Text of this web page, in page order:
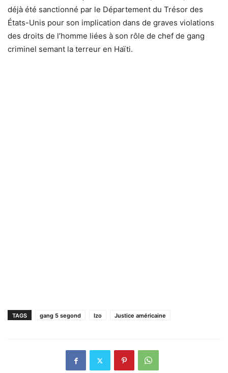
déjà été sanctionné par le Département du Trésor des
États-Unis pour son implication dans de graves violations
des droits de l’homme liées à son rôle de chef de gang
criminel semant la terreur en Haïti.
TAGS gang 5 segond Izo Justice américaine